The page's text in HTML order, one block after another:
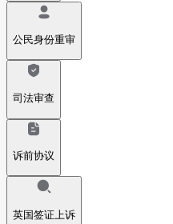
公民身份重审
司法审查
诉前协议
英国签证上诉